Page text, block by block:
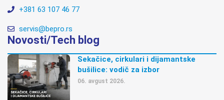
+381 63 107 46 77
servis@bepro.rs
Novosti/Tech blog
Sekačice, cirkulari i dijamantske
bušilice: vodič za izbor
06. avgust 2026.